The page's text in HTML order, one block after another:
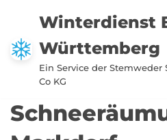
Zum
Inhalt
springen
Winterdienst
Württemberg
Ein Service der Stemweder
Co KG